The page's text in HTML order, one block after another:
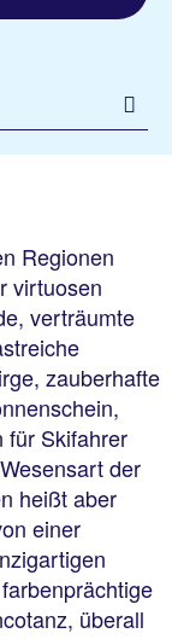
Regionen
virtuosen
verträumte
zauberhafte
für Skifahrer
der
heißt aber
einer
überall